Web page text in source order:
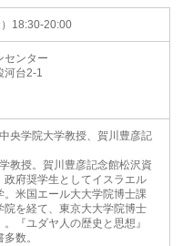
18:30-20:00
センター
河台2-1
央学院大学教授、賀川豊彦記
教授。賀川豊彦記念館松沢資
政府奨学生としてイスラエル
。米国エール大大学院博士課
院を経て、東京大大学院博士
『ユダヤ人の歴史と思想』
数。